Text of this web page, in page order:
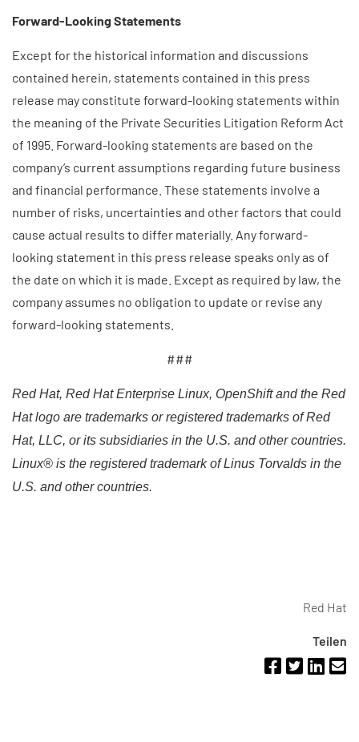
Forward-Looking Statements
Except for the historical information and discussions
contained herein, statements contained in this press
release may constitute forward-looking statements within
the meaning of the Private Securities Litigation Reform Act
of 1995. Forward-looking statements are based on the
company’s current assumptions regarding future business
and financial performance. These statements involve a
number of risks, uncertainties and other factors that could
cause actual results to differ materially. Any forward-
looking statement in this press release speaks only as of
the date on which it is made. Except as required by law, the
company assumes no obligation to update or revise any
forward-looking statements.
###
Red Hat, Red Hat Enterprise Linux, OpenShift and the Red
Hat logo are trademarks or registered trademarks of Red
Hat, LLC, or its subsidiaries in the U.S. and other countries.
Linux® is the registered trademark of Linus Torvalds in the
U.S. and other countries.
Red Hat
Teilen